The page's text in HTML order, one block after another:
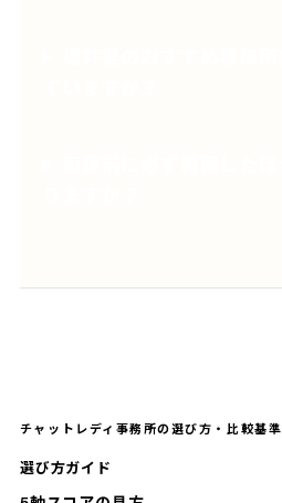
チャットレディ事務所の選び方・比較基準
選び方ガイド